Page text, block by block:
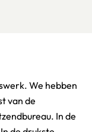
We hebben
van de
In de